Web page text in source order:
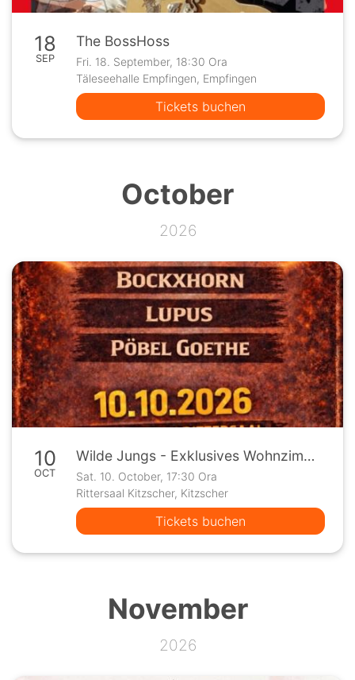
18
SEP
The BossHoss
Fri. 18. September, 18:30 Ora
Täleseehalle Empfingen, Empfingen
Tickets buchen
October
2026
10
OCT
Wilde Jungs - Exklusives Wohnzimmer Konzert
Sat. 10. October, 17:30 Ora
Rittersaal Kitzscher, Kitzscher
Tickets buchen
November
2026